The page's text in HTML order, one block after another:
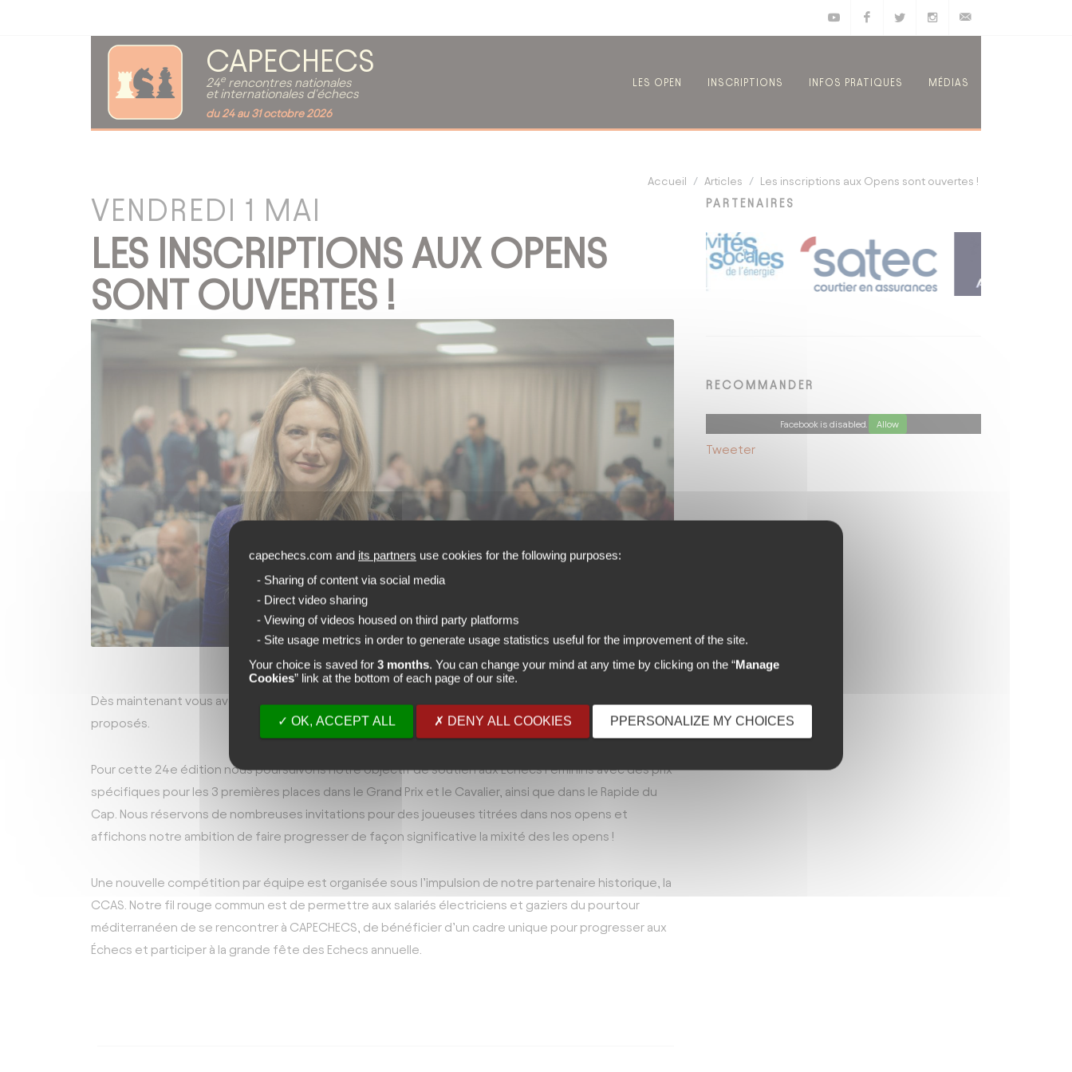
Youtube FacebookTwitter Instagram
CAPECHECS
24e rencontres nationales
et internationales d'échecs
du 24 au 31 octobre 2026
LES OPEN INSCRIPTIONS INFOS PRATIQUES MÉDIAS
Accueil Articles Les inscriptions aux Opens sont ouvertes !
VENDREDI 1 MAI
LES INSCRIPTIONS AUX OPENS
SONT OUVERTES !
Dès maintenant vous avez la possibilité de vous inscrire en ligne aux différents tournois Opens
proposés.
Pour cette 24e édition nous poursuivons notre objectif de soutien aux Échecs Féminins avec des prix
spécifiques pour les 3 premières places dans le Grand Prix et le Cavalier, ainsi que dans le Rapide du
Cap. Nous réservons de nombreuses invitations pour des joueuses titrées dans nos opens et
affichons notre ambition de faire progresser de façon significative la mixité des les opens !
Une nouvelle compétition par équipe est organisée sous l’impulsion de notre partenaire historique, la
CCAS. Notre fil rouge commun est de permettre aux salariés électriciens et gaziers du pourtour
méditerranéen de se rencontrer à CAPECHECS, de bénéficier d’un cadre unique pour progresser aux
Échecs et participer à la grande fête des Echecs annuelle.
PARTENAIRES
RECOMMANDER
Facebook is disabled. Allow
Tweeter
capechecs.com and its partners use cookies for the following purposes:
- Sharing of content via social media
- Direct video sharing
- Viewing of videos housed on third party platforms
- Site usage metrics in order to generate usage statistics useful for the improvement of the site.
Your choice is saved for 3 months. You can change your mind at any time by clicking on the “Manage
Cookies” link at the bottom of each page of our site.
OK, ACCEPT ALL DENY ALL COOKIES PPERSONALIZE MY CHOICES